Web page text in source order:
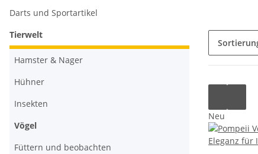
Neu
Darts und Sportartikel
Tierwelt
Hamster & Nager
Hühner
Insekten
Vögel
Füttern und beobachten